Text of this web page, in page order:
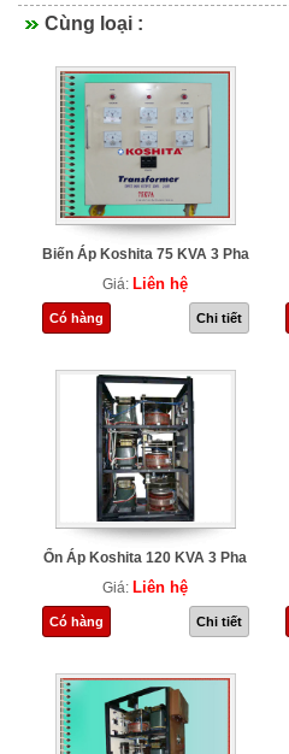
Cùng loại :
Biến Áp Koshita 75 KVA 3 Pha
Giá: Liên hệ
Có hàng Chi tiết
Ổn Áp Koshita 120 KVA 3 Pha
Giá: Liên hệ
Có hàng Chi tiết